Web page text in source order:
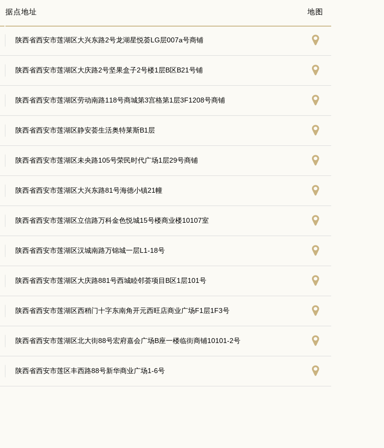
据点地址 地图
陕西省西安市莲湖区大兴东路2号龙湖星悦荟LG层007a号商铺
陕西省西安市莲湖区大庆路2号坚果盒子2号楼1层B区B21号铺
陕西省西安市莲湖区劳动南路118号商城第3宫格第1层3F1208号商铺
陕西省西安市莲湖区静安荟生活奥特莱斯B1层
陕西省西安市莲湖区未央路105号荣民时代广场1层29号商铺
陕西省西安市莲湖区大兴东路81号海德小镇21幢
陕西省西安市莲湖区立信路万科金色悦城15号楼商业楼10107室
陕西省西安市莲湖区汉城南路万锦城一层L1-18号
陕西省西安市莲湖区大庆路881号西城睦邻荟项目B区1层101号
陕西省西安市莲湖区西稍门十字东南角开元西旺店商业广场F1层1F3号
陕西省西安市莲湖区北大街88号宏府嘉会广场B座一楼临街商铺10101-2号
陕西省西安市莲区丰西路88号新华商业广场1-6号